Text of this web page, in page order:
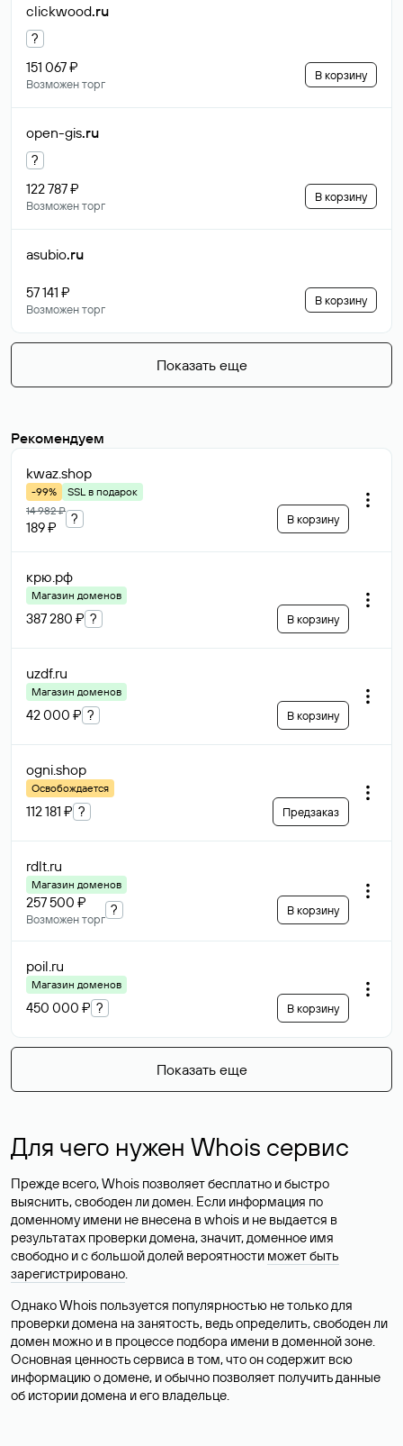
clickwood.ru
?
151 067 ₽
Возможен торг
В корзину
open-gis.ru
?
122 787 ₽
Возможен торг
В корзину
asubio.ru
57 141 ₽
Возможен торг
В корзину
Показать еще
Рекомендуем
kwaz.shop
-99%
SSL в подарок
14 982 ₽
189 ₽
? В корзину
крю.рф
Магазин доменов
387 280 ₽ ? В корзину
uzdf.ru
Магазин доменов
42 000 ₽ ? В корзину
ogni.shop
Освобождается
112 181 ₽ ? Предзаказ
rdlt.ru
Магазин доменов
257 500 ₽
Возможен торг
? В корзину
poil.ru
Магазин доменов
450 000 ₽ ? В корзину
Показать еще
Для чего нужен Whois сервис
Прежде всего, Whois позволяет бесплатно и быстро
выяснить, свободен ли домен. Если информация по
доменному имени не внесена в whois и не выдается в
результатах проверки домена, значит, доменное имя
свободно и с большой долей вероятности может быть
зарегистрировано.
Однако Whois пользуется популярностью не только для
проверки домена на занятость, ведь определить, свободен ли
домен можно и в процессе подбора имени в доменной зоне.
Основная ценность сервиса в том, что он содержит всю
информацию о домене, и обычно позволяет получить данные
об истории домена и его владельце.